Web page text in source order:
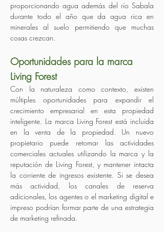
proporcionando agua además del río Sabala
durante todo el año que da agua rica en
minerales al suelo permitiendo que muchas
cosas crezcan.
Oportunidades para la marca
Living Forest
Con la naturaleza como contexto, existen
múltiples oportunidades para expandir el
crecimiento empresarial en esta propiedad
inteligente. La marca Living Forest está incluida
en la venta de la propiedad. Un nuevo
propietario puede retomar las actividades
comerciales actuales utilizando la marca y la
reputación de Living Forest, y mantener intacta
la corriente de ingresos existente. Si se desea
más actividad, los canales de reserva
adicionales, los agentes o el marketing digital e
impreso podrían formar parte de una estrategia
de marketing refinada.